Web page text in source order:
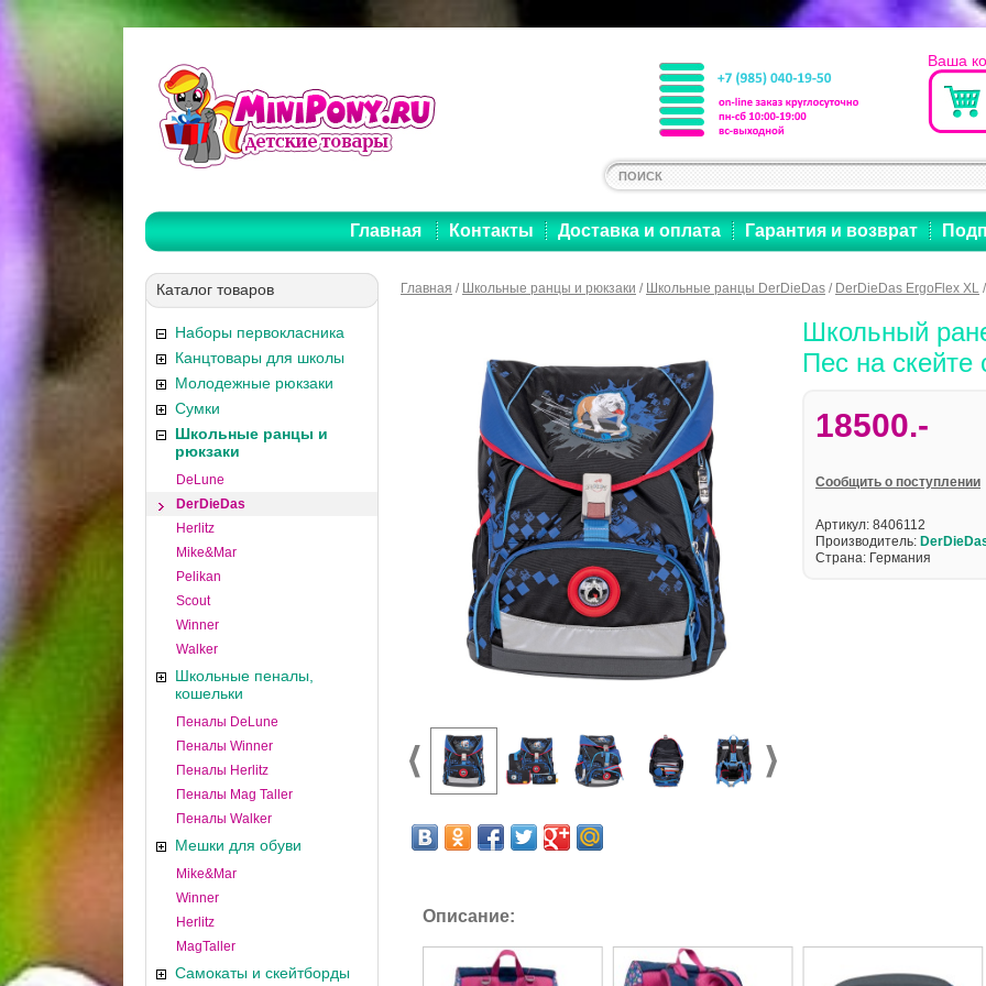
Ваша
Главная Контакты Доставка и оплата Гарантия и возврат
Каталог товаров
Наборы первокласника
Канцтовары для школы
Молодежные рюкзаки
Сумки
Школьные ранцы и
рюкзаки
DeLune
DerDieDas
Herlitz
Mike&Mar
Pelikan
Scout
Winner
Walker
Школьные пеналы,
кошельки
Пеналы DeLune
Пеналы Winner
Пеналы Herlitz
Пеналы Mag Taller
Пеналы Walker
Мешки для обуви
Mike&Mar
Winner
Herlitz
MagTaller
Самокаты и скейтборды
Главная / Школьные ранцы и рюкзаки / Школьные ранцы DerDieDas / DerDieDas ErgoFlex XL /
Школьный
Пес на скейте
18500.-
Cообщить о поступлении
Артикул: 8406112
Производитель:
Страна: Германия
Описание: